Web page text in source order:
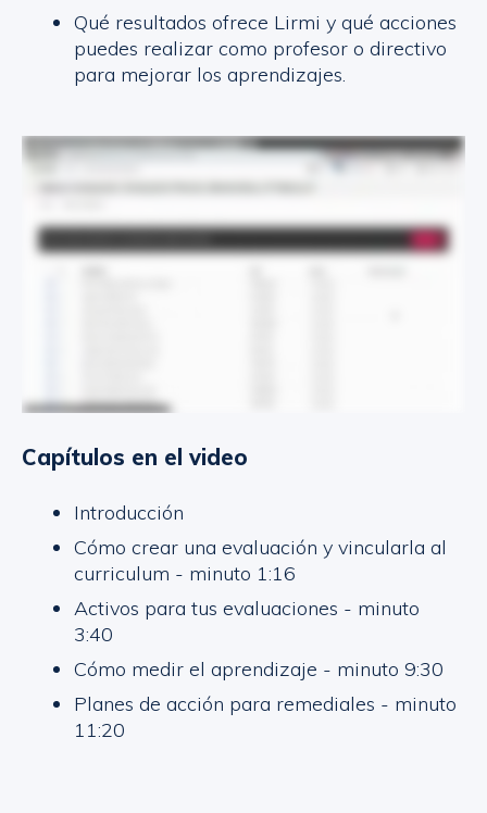
Qué resultados ofrece Lirmi y qué acciones
puedes realizar como profesor o directivo
para mejorar los aprendizajes.
Capítulos en el video
Introducción
Cómo crear una evaluación y vincularla al
curriculum - minuto 1:16
Activos para tus evaluaciones - minuto
3:40
Cómo medir el aprendizaje - minuto 9:30
Planes de acción para remediales - minuto
11:20